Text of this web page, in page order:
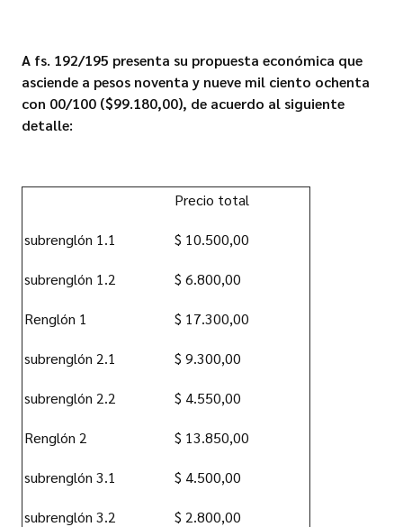
A fs. 192/195 presenta su propuesta económica que
asciende a pesos noventa y nueve mil ciento ochenta
con 00/100 ($99.180,00), de acuerdo al siguiente
detalle:
Precio total
subrenglón 1.1 $ 10.500,00
subrenglón 1.2 $ 6.800,00
Renglón 1 $ 17.300,00
subrenglón 2.1 $ 9.300,00
subrenglón 2.2 $ 4.550,00
Renglón 2 $ 13.850,00
subrenglón 3.1 $ 4.500,00
subrenglón 3.2 $ 2.800,00